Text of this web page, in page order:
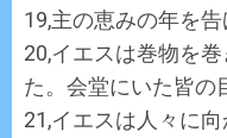
19,主の恵みの年を告
20,イエスは巻物を
た。会堂にいた皆の
21,イエスは人々に